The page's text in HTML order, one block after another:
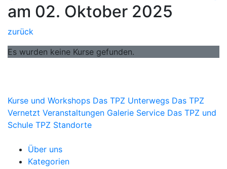
am 02. Oktober 2025
zurück
Es wurden keine Kurse gefunden.
Kurse und Workshops Das TPZ Unterwegs Das TPZ
Vernetzt Veranstaltungen Galerie Service Das TPZ und
Schule TPZ Standorte
Über uns
Kategorien